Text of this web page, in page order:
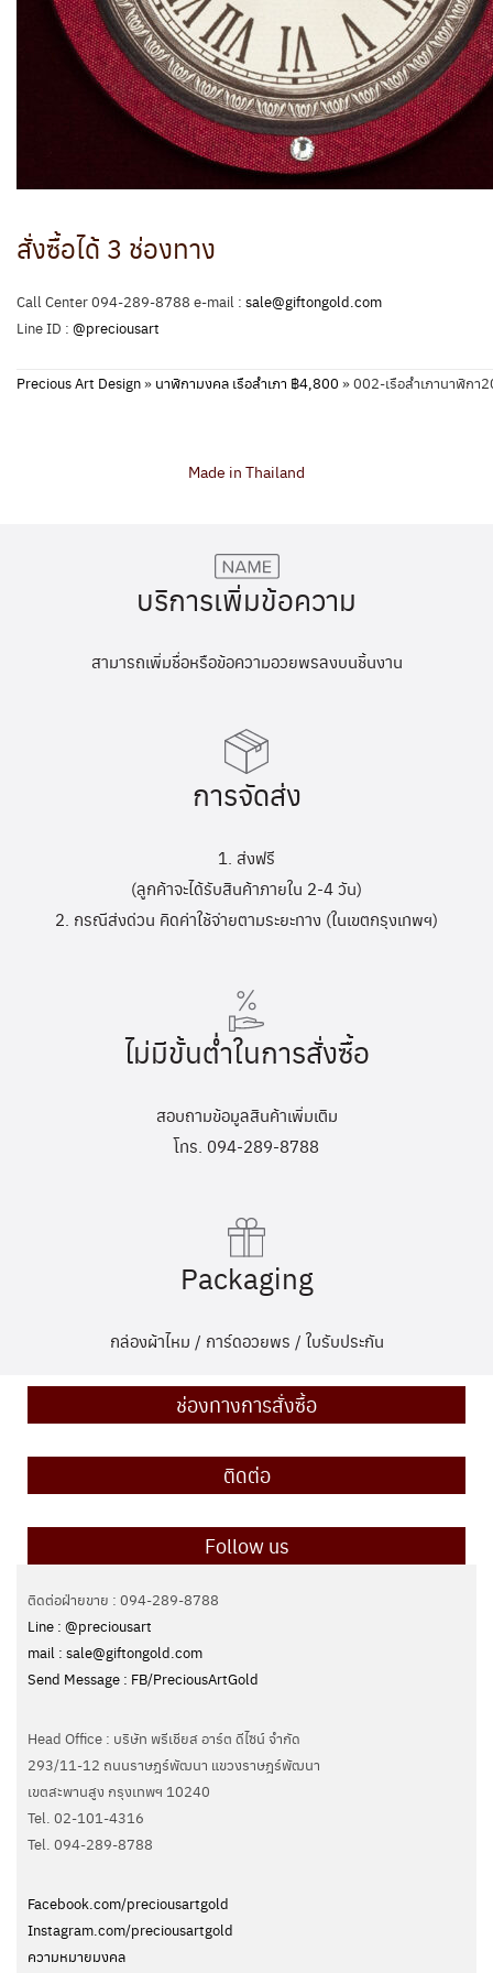
สั่งซื้อได้ 3 ช่องทาง
Call Center 094-289-8788 e-mail : sale@giftongold.com
Line ID : @preciousart
Precious Art Design» นาฬิกามงคล เรือสำเภา ฿4,800 »002-เรือสำเภานาฬิก
Made in Thailand
บริการเพิ่มข้อความ
สามารถเพิ่มชื่อหรือข้อความอวยพรลงบนชิ้นงาน
การจัดส่ง
1. ส่งฟรี
(ลูกค้าจะได้รับสินค้าภายใน 2-4 วัน)
2. กรณีส่งด่วน คิดค่าใช้จ่ายตามระยะทาง (ในเขตกรุงเทพฯ)
ไม่มีขั้นต่ำในการสั่งซื้อ
สอบถามข้อมูลสินค้าเพิ่มเติม
โทร. 094-289-8788
Packaging
กล่องผ้าไหม / การ์ดอวยพร / ใบรับประกัน
ช่องทางการสั่งซื้อ
ติดต่อ
Follow us
ติดต่อฝ่ายขาย : 094-289-8788
Line : @preciousart
mail : sale@giftongold.com
Send Message : FB/PreciousArtGold
Head Office : บริษัท พรีเชียส อาร์ต ดีไซน์ จำกัด
293/11-12 ถนนราษฎร์พัฒนา แขวงราษฎร์พัฒนา
เขตสะพานสูง กรุงเทพฯ 10240
Tel. 02-101-4316
Tel. ‭094-289-8788‬
Facebook.com/preciousartgold
Instagram.com/preciousartgold
ความหมายมงคล